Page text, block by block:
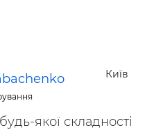
Київ
якої складності